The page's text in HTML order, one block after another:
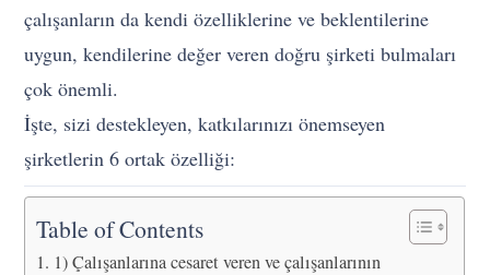
çalışanların da kendi özelliklerine ve beklentilerine
uygun, kendilerine değer veren doğru şirketi bulmaları
çok önemli.
İşte, sizi destekleyen, katkılarınızı önemseyen
şirketlerin 6 ortak özelliği:
Table of Contents
1) Çalışanlarına cesaret veren ve çalışanlarının